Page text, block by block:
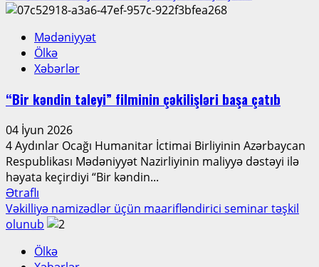
about
vətəndaş
qəbulu,
Ağstafada
baxışı
Mədəniyyət
Ölkə
Xəbərlər
“Bir kəndin taleyi” filminin çəkilişləri başa çatıb
04 İyun 2026
4 Aydınlar Ocağı Humanitar İctimai Birliyinin Azərbaycan
Respublikası Mədəniyyət Nazirliyinin maliyyə dəstəyi ilə
həyata keçirdiyi “Bir kəndin...
Ətraflı
more
about
kəndin
Vəkilliyə namizədlər üçün maarifləndirici seminar təşkil
olunub
Ölkə